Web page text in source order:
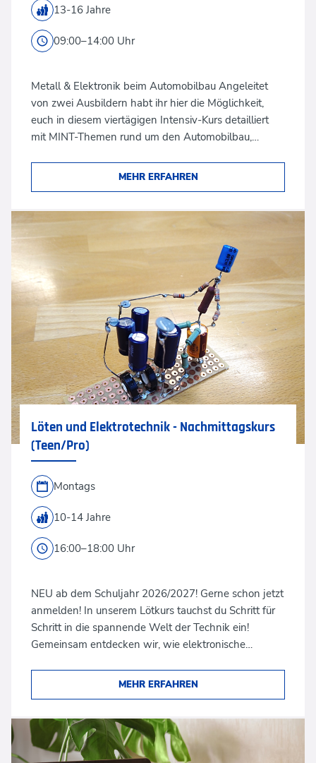
13-16 Jahre
09:00–14:00 Uhr
Metall & Elektronik beim Automobilbau Angeleitet
von zwei Ausbildern habt ihr hier die Möglichkeit,
euch in diesem viertägigen Intensiv-Kurs detailliert
mit MINT-Themen rund um den Automobilbau,…
MEHR ERFAHREN
Löten und Elektrotechnik - Nachmittagskurs
(Teen/Pro)
Montags
10-14 Jahre
16:00–18:00 Uhr
NEU ab dem Schuljahr 2026/2027! Gerne schon jetzt
anmelden! In unserem Lötkurs tauchst du Schritt für
Schritt in die spannende Welt der Technik ein!
Gemeinsam entdecken wir, wie elektronische…
MEHR ERFAHREN